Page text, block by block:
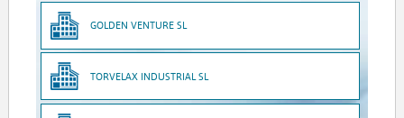
GOLDEN VENTURE SL
TORVELAX INDUSTRIAL SL